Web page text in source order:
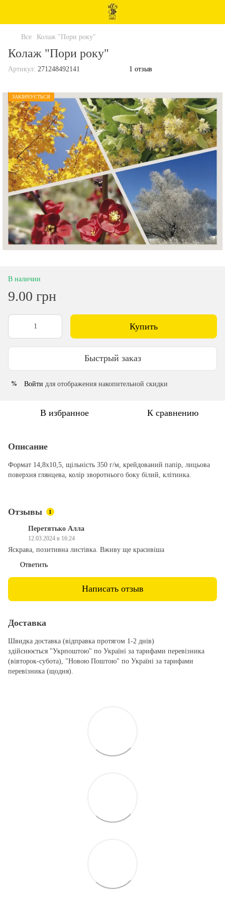
Все Колаж "Пори року"
Колаж "Пори року"
Артикул: 271248492141 1 отзыв
ЗАКІНЧУЄТЬСЯ
В наличии
9.00 грн
Купить
Быстрый заказ
% Войти для отображения накопительной скидки
В избранное К сравнению
Описание
Формат 14,8х10,5, щільність 350 г/м, крейдований папір, лицьова
поверхня глянцева, колір зворотнього боку білий, клітинка.
Отзывы 1
Перетятько Алла
12.03.2024 в 16:24
Яскрава, позитивна листівка. Вживу ще красивіша
Ответить
Написать отзыв
Доставка
Швидка доставка (відправка протягом 1-2 днів)
здійснюється "Укрпоштою" по Україні за тарифами перевізника
(вівторок-субота), "Новою Поштою" по Україні за тарифами
перевізника (щодня).